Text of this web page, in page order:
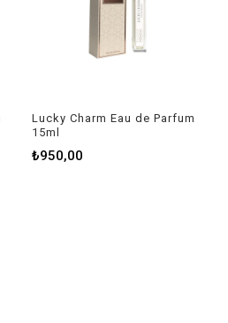
Lucky Charm Eau de Parfum
15ml
₺950,00